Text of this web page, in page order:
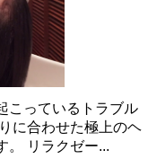
こっているトラブル
に合わせた極上のヘ
。 リラクゼー...